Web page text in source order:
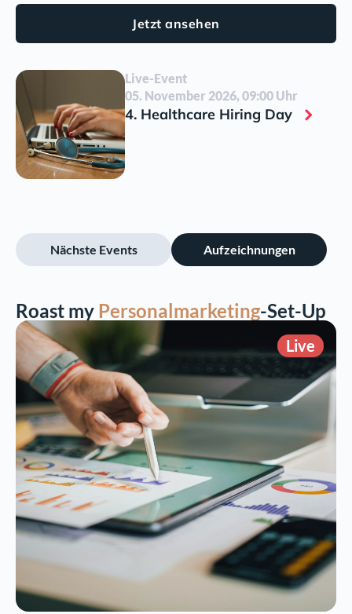
Jetzt ansehen
4. Healthcare Hiring Day
Live-Event
05. November 2026, 09:00 Uhr
Nächste Events Aufzeichnungen
Roast my Personalmarketing-Set-Up
Live